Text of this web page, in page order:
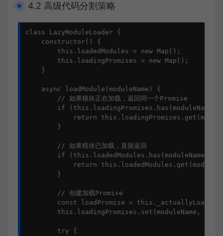
4.2 高级代码分割策略
class LazyModuleLoader {
    constructor() {
        this.loadedModules = new Map();
        this.loadingPromises = new Map();
    }
    async loadModule(moduleName) {
        // 如果模块正在加载，返回同一个Promise
if (this.loadingPromises.has(moduleName))
return
        }
        // 如果模块已加载，直接返回
        if (this.loadedModules.has(moduleName)) {
return
        }
        // 创建加载Promise
const loadPromise =
this.loadingPromises.set(moduleName,
        try {